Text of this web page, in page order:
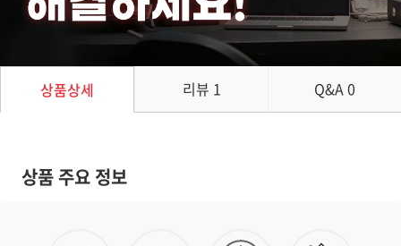
상품상세 리뷰 1 Q&A0
상품 주요 정보